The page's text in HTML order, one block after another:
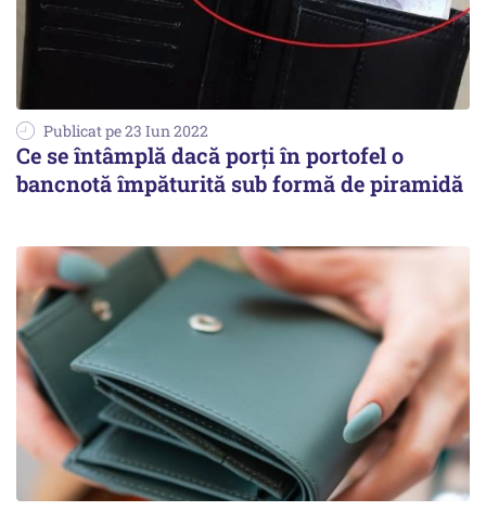
Publicat pe 23 Iun 2022
Ce se întâmplă dacă porți în portofel o
bancnotă împăturită sub formă de piramidă